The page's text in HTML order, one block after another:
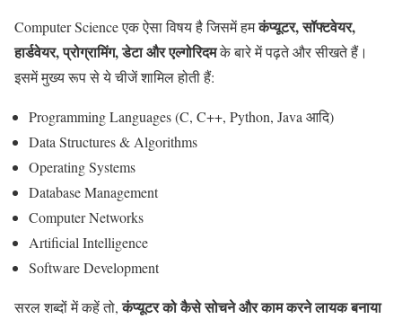
Computer Science एक ऐसा विषय है जिसमें हमकंप्यूटर, सॉफ्टवेयर,
हार्डवेयर, प्रोग्रामिंग, डेटा और एल्गोरिदमके बारे में पढ़ते और सीखते हैं।
इसमें मुख्य रूप से ये चीजें शामिल होती हैं:
Programming Languages (C, C++, Python, Java आदि)
Data Structures & Algorithms
Operating Systems
Database Management
Computer Networks
Artificial Intelligence
Software Development
सरल शब्दों में कहें तो,कंप्यूटर को कैसे सोचने और काम करने लायक बनाया